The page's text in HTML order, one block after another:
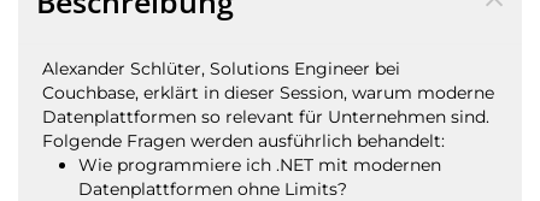
Alexander Schlüter, Solutions Engineer bei
Couchbase, erklärt in dieser Session, warum moderne
Datenplattformen so relevant für Unternehmen sind.
Folgende Fragen werden ausführlich behandelt:
Wie programmiere ich .NET mit modernen
Datenplattformen ohne Limits?